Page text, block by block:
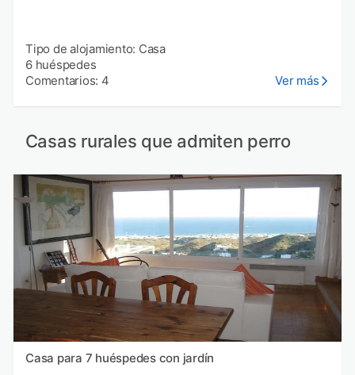
Tipo de alojamiento: Casa
6 huéspedes
Comentarios: 4
Ver más
Casas rurales que admiten perro
Casa para 7 huéspedes con jardín